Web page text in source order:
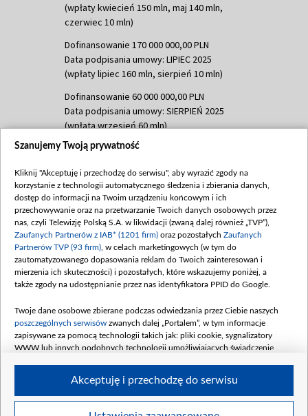
(wpłaty kwiecień 150 mln, maj 140 mln,
czerwiec 10 mln)
Dofinansowanie 170 000 000,00 PLN
Data podpisania umowy: LIPIEC 2025
(wpłaty lipiec 160 mln, sierpień 10 mln)
Dofinansowanie 60 000 000,00 PLN
Data podpisania umowy: SIERPIEŃ 2025
(wpłata wrzesień 60 mln)
Dofinansowanie 635 783 051,21 PLN
(wpłata wrzesień 100 mln, październik 350
mln, listopad 265 mln)
Dofinansowanie 48 862 000,00 PLN
Data podpisania umowy: GRUDZIEŃ 2025
(wpłata grudzień 60,548 mln)
Dofinansowanie 900 000 000,00 PLN
Data podpisania umowy: LUTY 2026 (wpłata
kwiecień 180 mln, 7 maja 180 mln, 8
czerwca 90 mln)
Dofinansowanie 250 000 000,00 PLN
4 sierpnia 250 mln
Szanujemy Twoją prywatność
Kliknij "Akceptuję i przechodzę do serwisu", aby wyrazić zgody na
korzystanie z technologii automatycznego śledzenia i zbierania danych,
dostęp do informacji na Twoim urządzeniu końcowym i ich
przechowywanie oraz na przetwarzanie Twoich danych osobowych przez
nas, czyli Telewizję Polską S.A. w likwidacji (zwaną dalej również „TVP”),
Zaufanych Partnerów z IAB* (1201 firm) oraz pozostałych Zaufanych
Partnerów TVP (93 firm) , w celach marketingowych (w tym do
zautomatyzowanego dopasowania reklam do Twoich zainteresowań i
mierzenia ich skuteczności) i pozostałych, które wskazujemy poniżej, a
także zgody na udostępnianie przez nas identyfikatora PPID do Google.
Twoje dane osobowe zbierane podczas odwiedzania przez Ciebie naszych
poszczególnych serwisów zwanych dalej „Portalem”, w tym informacje
zapisywane za pomocą technologii takich jak: pliki cookie, sygnalizatory
WWW lub innych podobnych technologii umożliwiających świadczenie
Twoje dane osobowe zbierane podczas odwiedzania przez Ciebie
Akceptuję i przechodzę do serwisu